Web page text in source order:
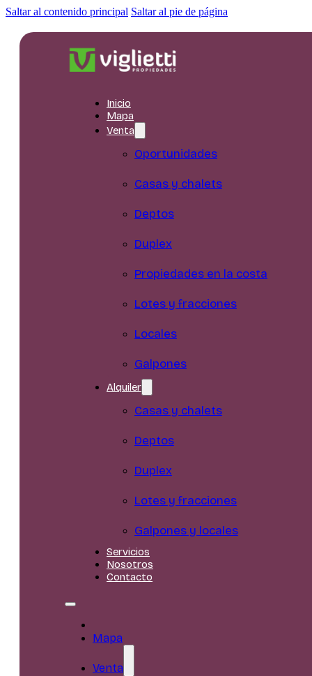
Saltar al contenido principal Saltar al pie de página
Inicio
Mapa
Venta
Oportunidades
Casas y chalets
Deptos
Duplex
Propiedades en la costa
Lotes y fracciones
Locales
Galpones
Alquiler
Casas y chalets
Deptos
Duplex
Lotes y fracciones
Galpones y locales
Servicios
Nosotros
Contacto
Mapa
Venta